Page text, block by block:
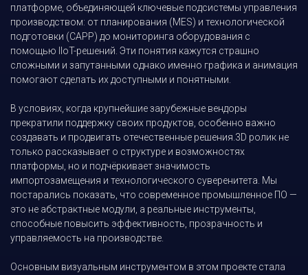
платформе, объединяющей ключевые подсистемы управления
производством: от планирования (MES) и технологической
подготовки (CAPP) до мониторинга оборудования с
помощью IIoT-решений. Эти понятия кажутся страшно
сложными и запутанными однако именно графика и анимация
помогают сделать их доступными и понятными.
В условиях, когда крупнейшие зарубежные вендоры
прекратили поддержку своих продуктов, особенно важно
создавать и продвигать отечественные решения.3D ролик не
только рассказывает о структуре и возможностях
платформы, но и подчёркивает значимость
импортозамещения и технологического суверенитета. Мы
постарались показать, что современное промышленное ПО —
это не абстрактные модули, а реальные инструменты,
способные повысить эффективность, прозрачность и
управляемость на производстве.
Основным визуальным инструментом в этом проекте стала